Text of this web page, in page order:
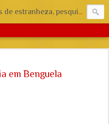
estranheza, pesquisa e reflexão.
em Benguela